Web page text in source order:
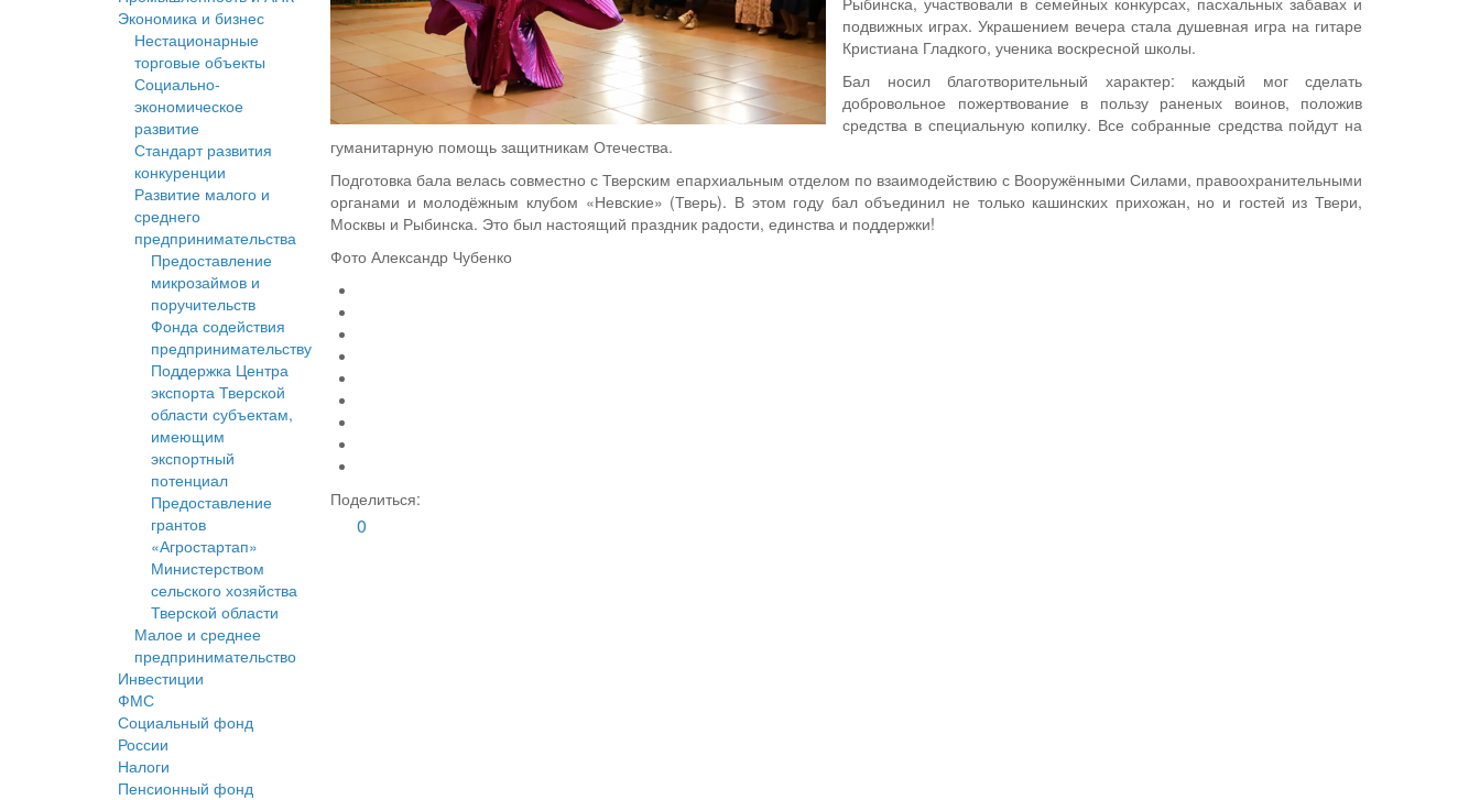
Экономика и бизнес
Нестационарные
торговые объекты
Социально-
экономическое
развитие
Стандарт развития
конкуренции
Развитие малого и
среднего
предпринимательства
Предоставление
микрозаймов и
поручительств
Фонда содействия
предпринимательству
Поддержка Центра
экспорта Тверской
области субъектам,
имеющим
экспортный
потенциал
Предоставление
грантов
«Агростартап»
Министерством
сельского хозяйства
Тверской области
Малое и среднее
предпринимательство
Инвестиции
ФМС
Социальный фонд
России
Налоги
Пенсионный фонд
подвижных играх. Украшением вечера стала душевная игра на гитаре
Кристиана Гладкого, ученика воскресной школы.
Бал носил благотворительный характер: каждый мог сделать
добровольное пожертвование в пользу раненых воинов, положив
средства в специальную копилку. Все собранные средства пойдут на
гуманитарную помощь защитникам Отечества.
Подготовка бала велась совместно с Тверским епархиальным отделом по взаимодействию с Вооружёнными Силами, правоохранительными
органами и молодёжным клубом «Невские» (Тверь). В этом году бал объединил не только кашинских прихожан, но и гостей из Твери,
Москвы и Рыбинска. Это был настоящий праздник радости, единства и поддержки!
Фото Александр Чубенко
Поделиться:
0